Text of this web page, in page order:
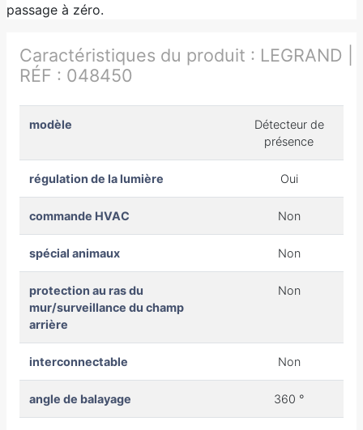
passage à zéro.
Caractéristiques du produit : LEGRAND |
RÉF : 048450
modèle
Détecteur de
présence
régulation de la lumière Oui
commande HVAC Non
spécial animaux Non
protection au ras du
mur/surveillance du champ
arrière
Non
interconnectable Non
angle de balayage 360 °